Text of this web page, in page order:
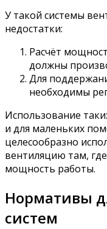
У такой системы
недостатки:
Расчёт
должны
Для
необходимы
Использование
и для маленьких
целесообразно
вентиляцию там,
мощность работы.
Нормативы
систем